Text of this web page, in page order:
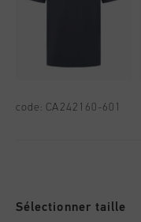
code: CA242160-601
Sélectionner taille